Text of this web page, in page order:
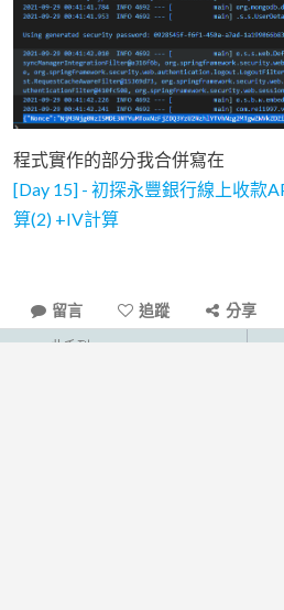
程式實作的部分我合併寫在
[Day 15] - 初探永豐銀行線上收款
算(2) +IV計算
留言 追蹤 分享
此系列